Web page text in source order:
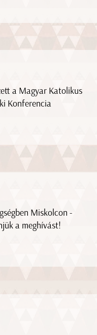
a Magyar Katolikus
Konferencia
Miskolcon -
a meghívást!